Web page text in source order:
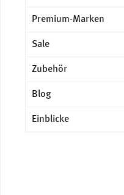
Premium-Marken
Sale
Zubehör
Blog
Einblicke